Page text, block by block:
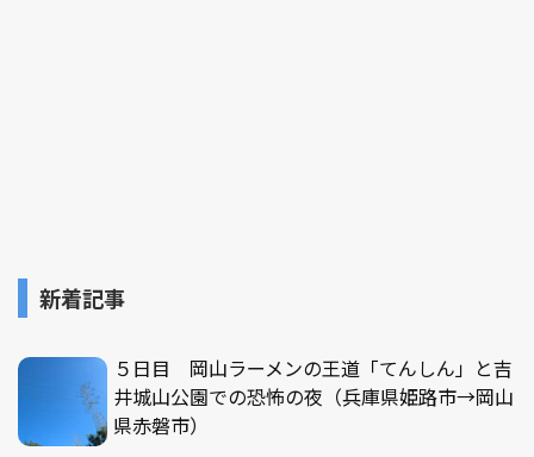
新着記事
５日目 岡山ラーメンの王道「てんしん」と吉
井城山公園での恐怖の夜（兵庫県姫路市→岡山
県赤磐市）